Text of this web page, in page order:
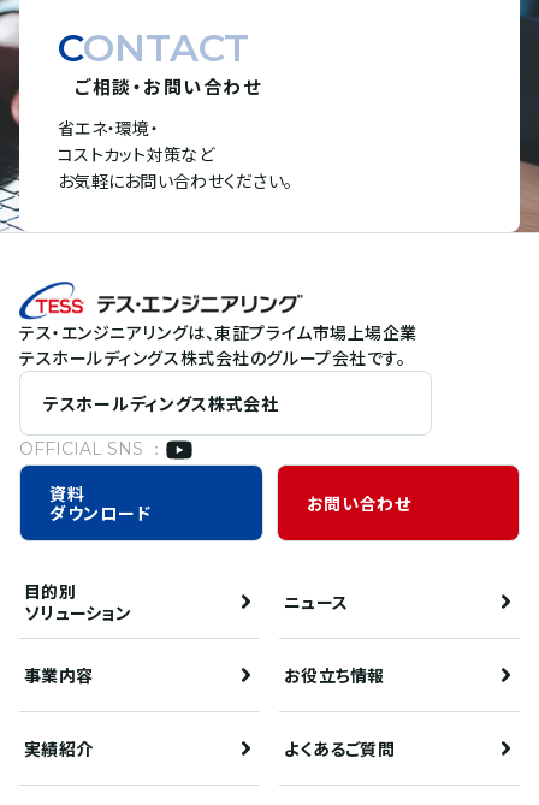
CONTACT
ご相談・お問い合わせ
省エネ・環境・
コストカット対策など
お気軽にお問い合わせください。
テス・エンジニアリングは、東証プライム市場上場企業
テスホールディングス株式会社のグループ会社です。
テスホールディングス株式会社
OFFICIAL SNS ：
資料
ダウンロード
お問い合わせ
目的別
ソリューション
ニュース
事業内容 お役立ち情報
実績紹介 よくあるご質問